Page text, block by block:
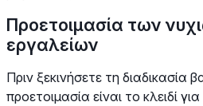
Προετοιμασία των
εργαλείων
Πριν ξεκινήσετε τη διαδικασία
προετοιμασία είναι το κλειδί